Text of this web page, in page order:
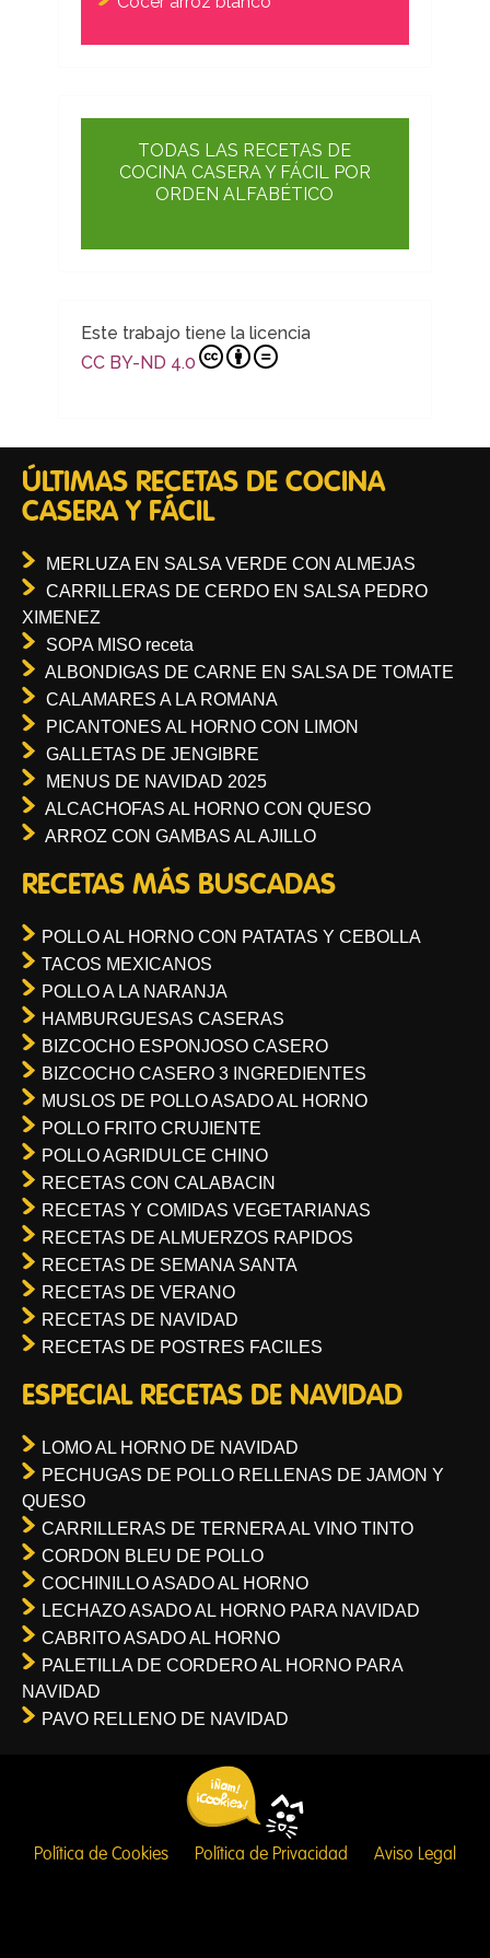
TODAS LAS RECETAS DE
COCINA CASERA Y FÁCIL POR
ORDEN ALFABÉTICO
Este trabajo tiene la licencia
CC BY-ND 4.0
ÚLTIMAS RECETAS DE COCINA
CASERA Y FÁCIL
MERLUZA EN SALSA VERDE CON ALMEJAS
CARRILLERAS DE CERDO EN SALSA PEDRO
XIMENEZ
SOPA MISO receta
ALBONDIGAS DE CARNE EN SALSA DE TOMATE
CALAMARES A LA ROMANA
PICANTONES AL HORNO CON LIMON
GALLETAS DE JENGIBRE
MENUS DE NAVIDAD 2025
ALCACHOFAS AL HORNO CON QUESO
ARROZ CON GAMBAS AL AJILLO
RECETAS MÁS BUSCADAS
POLLO AL HORNO CON PATATAS Y CEBOLLA
TACOS MEXICANOS
POLLO A LA NARANJA
HAMBURGUESAS CASERAS
BIZCOCHO ESPONJOSO CASERO
BIZCOCHO CASERO 3 INGREDIENTES
MUSLOS DE POLLO ASADO AL HORNO
POLLO FRITO CRUJIENTE
POLLO AGRIDULCE CHINO
RECETAS CON CALABACIN
RECETAS Y COMIDAS VEGETARIANAS
RECETAS DE ALMUERZOS RAPIDOS
RECETAS DE SEMANA SANTA
RECETAS DE VERANO
RECETAS DE NAVIDAD
RECETAS DE POSTRES FACILES
ESPECIAL RECETAS DE NAVIDAD
LOMO AL HORNO DE NAVIDAD
PECHUGAS DE POLLO RELLENAS DE JAMON Y
QUESO
CARRILLERAS DE TERNERA AL VINO TINTO
CORDON BLEU DE POLLO
COCHINILLO ASADO AL HORNO
LECHAZO ASADO AL HORNO PARA NAVIDAD
CABRITO ASADO AL HORNO
PALETILLA DE CORDERO AL HORNO PARA
NAVIDAD
PAVO RELLENO DE NAVIDAD
Política de Cookies Política de Privacidad Aviso Legal